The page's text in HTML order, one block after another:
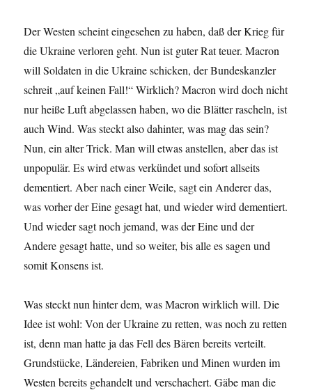
Der Westen scheint eingesehen zu haben, daß der Krieg für
die Ukraine verloren geht. Nun ist guter Rat teuer. Macron
will Soldaten in die Ukraine schicken, der Bundeskanzler
schreit „auf keinen Fall!“ Wirklich? Macron wird doch nicht
nur heiße Luft abgelassen haben, wo die Blätter rascheln, ist
auch Wind. Was steckt also dahinter, was mag das sein?
Nun, ein alter Trick. Man will etwas anstellen, aber das ist
unpopulär. Es wird etwas verkündet und sofort allseits
dementiert. Aber nach einer Weile, sagt ein Anderer das,
was vorher der Eine gesagt hat, und wieder wird dementiert.
Und wieder sagt noch jemand, was der Eine und der
Andere gesagt hatte, und so weiter, bis alle es sagen und
somit Konsens ist.
Was steckt nun hinter dem, was Macron wirklich will. Die
Idee ist wohl: Von der Ukraine zu retten, was noch zu retten
ist, denn man hatte ja das Fell des Bären bereits verteilt.
Grundstücke, Ländereien, Fabriken und Minen wurden im
Westen bereits gehandelt und verschachert. Gäbe man die